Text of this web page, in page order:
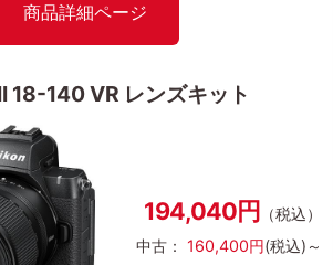
商品詳細ページ
18-140 VR レンズキット
194,040円 （税込）
中古： 160,400円(税込)～